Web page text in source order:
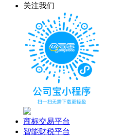
关注我们
商标交易平台
智能财税平台